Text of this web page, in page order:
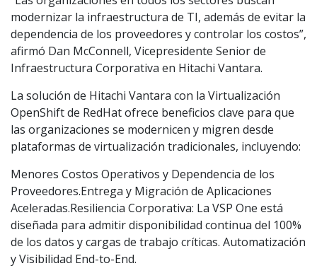
modernizar la infraestructura de TI, además de evitar la
dependencia de los proveedores y controlar los costos”,
afirmó Dan McConnell, Vicepresidente Senior de
Infraestructura Corporativa en Hitachi Vantara.
La solución de Hitachi Vantara con la Virtualización
OpenShift de RedHat ofrece beneficios clave para que
las organizaciones se modernicen y migren desde
plataformas de virtualización tradicionales, incluyendo:
Menores Costos Operativos y Dependencia de los
Proveedores.Entrega y Migración de Aplicaciones
Aceleradas.Resiliencia Corporativa: La VSP One está
diseñada para admitir disponibilidad continua del 100%
de los datos y cargas de trabajo críticas. Automatización
y Visibilidad End-to-End.